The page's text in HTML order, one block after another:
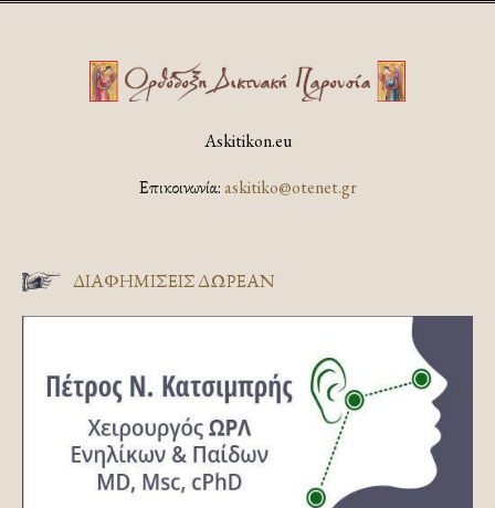
Askitikon.eu
Επικοινωνία:askitiko@otenet.gr
ΔΙΑΦΗΜΊΣΕΙΣ ΔΩΡΕΆΝ